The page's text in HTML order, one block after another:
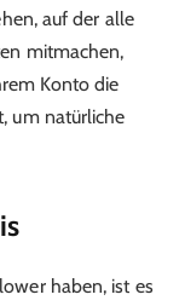
auf der alle
mitmachen,
Konto die
um natürliche
haben, ist es